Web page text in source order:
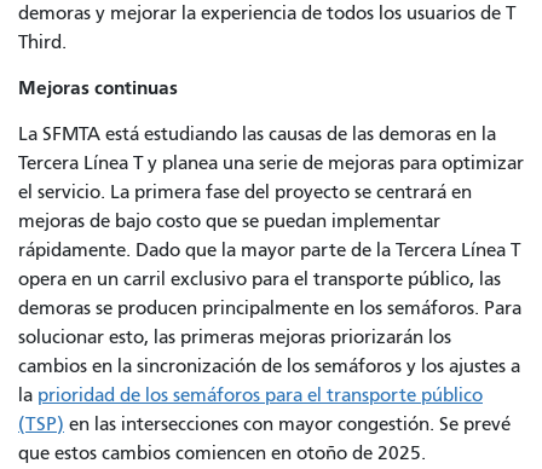
demoras y mejorar la experiencia de todos los usuarios de T
Third.
Mejoras continuas
La SFMTA está estudiando las causas de las demoras en la
Tercera Línea T y planea una serie de mejoras para optimizar
el servicio. La primera fase del proyecto se centrará en
mejoras de bajo costo que se puedan implementar
rápidamente. Dado que la mayor parte de la Tercera Línea T
opera en un carril exclusivo para el transporte público, las
demoras se producen principalmente en los semáforos. Para
solucionar esto, las primeras mejoras priorizarán los
cambios en la sincronización de los semáforos y los ajustes a
la prioridad de los semáforos para el transporte público
(TSP) en las intersecciones con mayor congestión. Se prevé
que estos cambios comiencen en otoño de 2025.